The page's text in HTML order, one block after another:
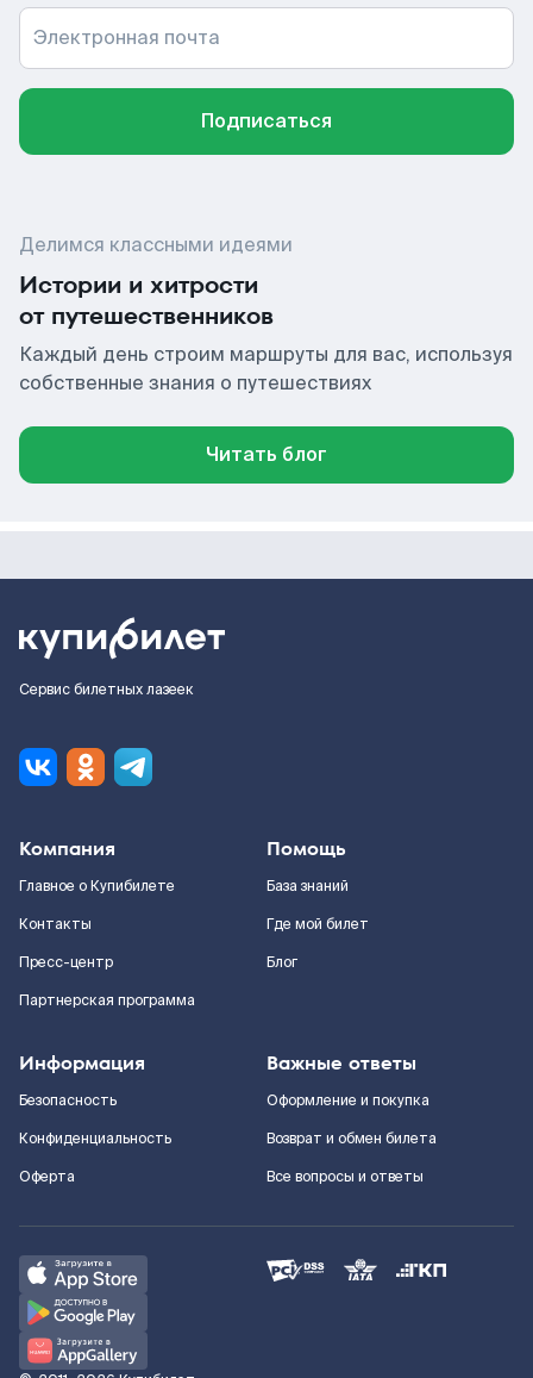
Электронная почта
Подписаться
Делимся классными идеями
Истории и хитрости
от путешественников
Каждый день строим маршруты для вас, используя
собственные знания о путешествиях
Читать блог
Сервис билетных лазеек
Компания
Главное о Купибилете
Контакты
Пресс-центр
Партнерская программа
Помощь
База знаний
Где мой билет
Блог
Информация
Безопасность
Конфиденциальность
Оферта
Важные ответы
Оформление и покупка
Возврат и обмен билета
Все вопросы и ответы